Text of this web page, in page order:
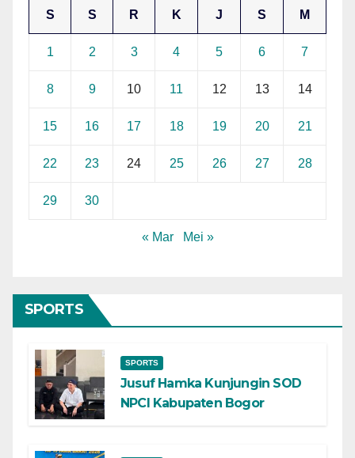
S S R K J S M
1 2 3 4 5 6 7
8 9 10 11 12 13 14
15 16 17 18 19 20 21
22 23 24 25 26 27 28
29 30
« Mar Mei »
SPORTS
SPORTS
Jusuf Hamka Kunjungin SOD
NPCI Kabupaten Bogor